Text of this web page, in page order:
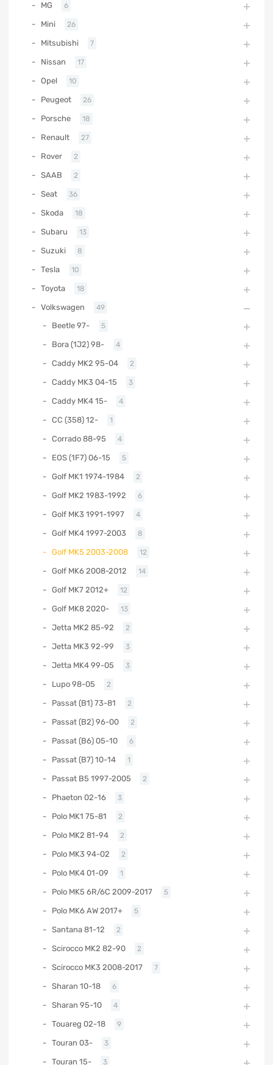
MG 6
Mini 26
Mitsubishi 7
Nissan 17
Opel 10
Peugeot 26
Porsche 18
Renault 27
Rover 2
SAAB 2
Seat 36
Skoda 18
Subaru 13
Suzuki 8
Tesla 10
Toyota 18
Volkswagen 49
Beetle 97- 5
Bora (1J2) 98- 4
Caddy MK2 95-04 2
Caddy MK3 04-15 3
Caddy MK4 15- 4
CC (358) 12- 1
Corrado 88-95 4
EOS (1F7) 06-15 5
Golf MK1 1974-1984 2
Golf MK2 1983-1992 6
Golf MK3 1991-1997 4
Golf MK4 1997-2003 8
Golf MK5 2003-2008 12
Golf MK6 2008-2012 14
Golf MK7 2012+ 12
Golf MK8 2020- 13
Jetta MK2 85-92 2
Jetta MK3 92-99 3
Jetta MK4 99-05 3
Lupo 98-05 2
Passat (B1) 73-81 2
Passat (B2) 96-00 2
Passat (B6) 05-10 6
Passat (B7) 10-14 1
Passat B5 1997-2005 2
Phaeton 02-16 3
Polo MK1 75-81 2
Polo MK2 81-94 2
Polo MK3 94-02 2
Polo MK4 01-09 1
Polo MK5 6R/6C 2009-2017 5
Polo MK6 AW 2017+ 5
Santana 81-12 2
Scirocco MK2 82-90 2
Scirocco MK3 2008-2017 7
Sharan 10-18 6
Sharan 95-10 4
Touareg 02-18 9
Touran 03- 3
Touran 15- 3